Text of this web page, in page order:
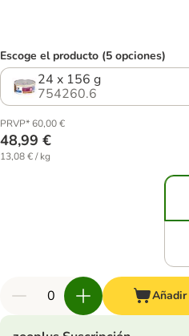
Escoge el producto (5 opciones)
24 x 156 g
754260.6
PRVP* 60,00 €
48,99 €
13,08 € / kg